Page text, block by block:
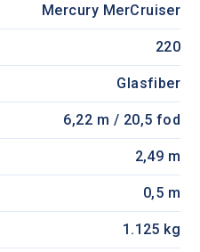
Mercury MerCruiser
220
Glasfiber
6,22 m / 20,5 fod
2,49 m
0,5 m
1.125 kg